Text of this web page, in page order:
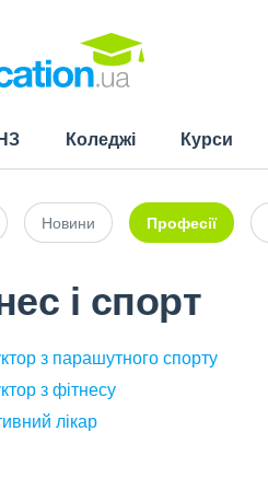
Коледжі Курси
Новини Професії
і спорт
з парашутного спорту
з фітнесу
лікар